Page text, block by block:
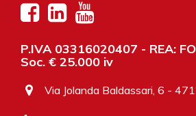
P.IVA 03316020407 - REA:
Soc. € 25.000 iv
Via Jolanda Baldassari, 6 -